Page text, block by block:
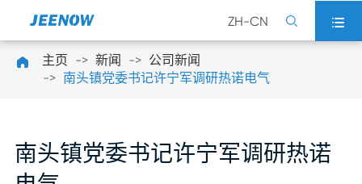
ZH-CN  
 主页 新闻
公司新闻
南头镇党委书记许宁军调研热诺电气
南头镇党委书记许宁军调研热诺